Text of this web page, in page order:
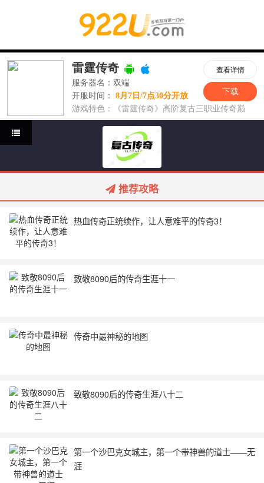
推荐攻略
热血传奇正统续作，让人意难平的传奇3！
致敬8090后的传奇生涯十一
传奇中最神秘的地图
致敬8090后的传奇生涯八十二
第一个沙巴克女城主，第一个带神兽的道士——无
涯